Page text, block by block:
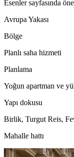
Esenler sayfasında
Avrupa Yakası
Bölge
Planlı saha hizmeti
Planlama
Yoğun apartman ve
Yapı dokusu
Birlik, Turgut Reis,
Mahalle hattı